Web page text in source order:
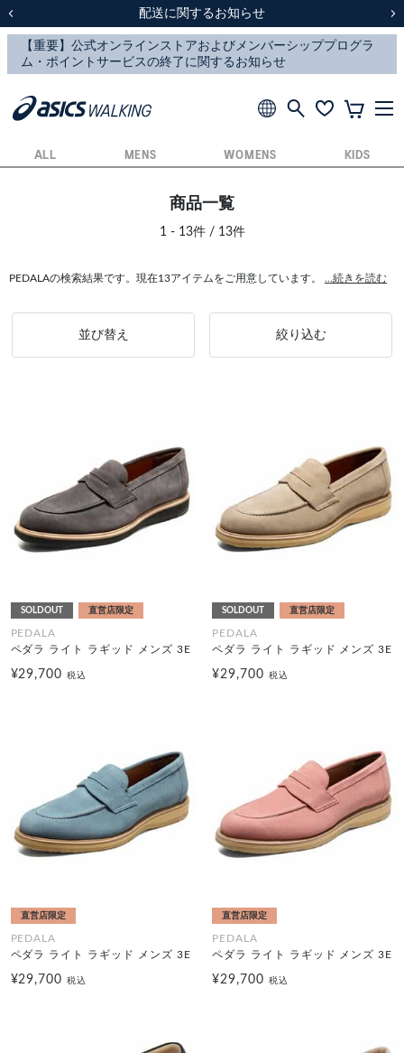
スクスク（SUKU2）価格改定のお知らせ
配送に関するお知らせ
スクスク（SUKU2）価格改定のお知らせ
配送に関するお知らせ
ALL MENS WOMENS KIDS
商品一覧
1 - 13件 / 13件
PEDALAの検索結果です。現在13アイテムをご用意しています。 ...続きを読む
並び替え 絞り込む
SOLDOUT 直営店限定
PEDALA
ペダラ ライト ラギッド メンズ 3E
¥29,700税込
SOLDOUT 直営店限定
PEDALA
ペダラ ライト ラギッド メンズ 3E
¥29,700 税込
直営店限定
PEDALA
ペダラ ライト ラギッド メンズ 3E
¥29,700税込
直営店限定
PEDALA
ペダラ ライト ラギッド メンズ 3E
¥29,700 税込